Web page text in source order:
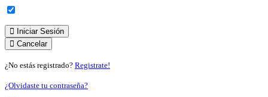
Iniciar Sesión
Cancelar
¿No estás registrado? Registrate!
¿Olvidaste tu contraseña?